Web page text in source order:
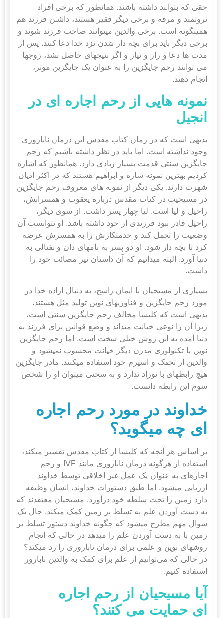
حقی که بتوانند داشته باشند. همانطور که برخی افراد
ثروتمند و مرفه و برخی دیگر فقیر هستند، داشتن فرزند هم
همین‎گونه است. برخی والدین می‎توانند صاحب فرزند شوند و
برخی دیگر باید برای بچه دار شدن نزد خدا دعا کنند. پس از
مدت ها دعا و راز و نیاز و اگر نتیجه‎ای حاصل نشد، زوج‎ها
می توانند رحم جایگزین را به عنوان یک جایگزین موثر،
انجام دهند.
نمونه هایی از رحم اجاره ای در
انجیل
بدیهی است که در زمان کتاب مقدس این درمان ناباروری
وجود نداشته است. اما باید در نظر داشته باشیم که رحم
جایگزین سنتی قدمت بسیار زیادی دارد. همانطور که اشاره
کردیم بهترین نمونه ساره و ابراهیم هستند که در اکثر ادیان
شهرت دارند. یکی دیگر از نمونه های معروف رحم جایگزین
در مسیحیت در کتاب مقدس درباره یعقوب و همسرانش،
راحیل و لیا است. لیا چهار پسر داشت. از سوی دیگر،
راحیل قادر نبود فرزندی از خود داشته باشد. او نتوانست آن
وضعیت را تحمل کند و خدمتکارش را به همسرش عرضه
کرد تا بچه دار شود. او دو پسر به نام‎های دان و نفتالی به
دنیا آورد. البته می‎دانیم که آن داستان نیز مصائب خود را
داشت.
بسیاری از مسیحیان با ایمان راسخ، به دنبال اراده خدا در
مورد رحم جایگزین و فناوری‎های نوین تولید مثل هستند.
بدیهی است که کلیسا مخالف رحم جایگزین سنتی است،
زیرا آن را نوعی خیانت می‎داند و وضع قوانین برای فرزند به
دنیا آمده به این روش خیلی سخت است. اما رحم جایگزین
نوین با تکنولوژی مدرن دیگر خیانت محسوب نمی‎شود و
والدین از تخمک و اسپرم خود استفاده می‎کنند. مادر جایگزین
هیچ رابطه‎ای با نوزاد ندارد و به سختی می‎توان او را شخص
سوم این رابطه دانست.
خداوند در مورد رحم اجاره
ای چه میگوید؟
بر اساس هر آنچه که کلیسا از کتاب مقدس تفسیر می‎کند،
استفاده از هرگونه درمان ناباروری مانند IVF و رحم
اجاره‎ای به عنوان یک عمل غیر اخلاقی توسط خداوند
ارزیابی می‎شود. اما طبق دستورات خداوند، انسان وظیفه
دارد زمین را تحت سلطه خود درآورد. مسیحیان معتقدند که
به دست آوردن علم به تسلط بر زمین کمک می‎کند. حال یک
سوال مهم مطرح می‎شود که چگونه خداوند دستور تسلط بر
زمین با به دست آوردن علم را می‎دهد در حالی که انجام
روش‎های نوین و علمی برای درمان ناباروری را رد می‎کند؟
در حالی که می‌توانیم از علم برای کمک به والدین نابارور
استفاده کنیم.
آیا مسیحیان از رحم اجاره
ای حمایت می کنند؟